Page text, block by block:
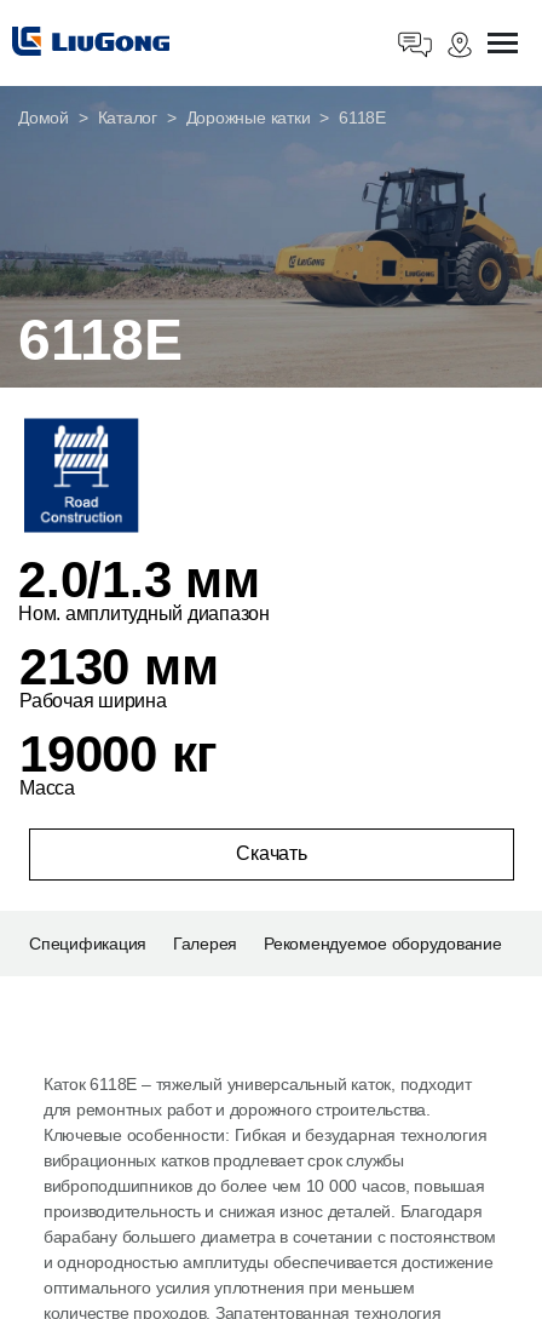
6118E
2.0/1.3 мм
Ном. амплитудный диапазон
2130 мм
Рабочая ширина
19000 кг
Масса
Скачать
Домой Каталог Дорожные катки 6118E
Спецификация Галерея Рекомендуемое оборудование
Каток 6118Е – тяжелый универсальный каток, подходит
для ремонтных работ и дорожного строительства.
Ключевые особенности: Гибкая и безударная технология
вибрационных катков продлевает срок службы
виброподшипников до более чем 10 000 часов, повышая
производительность и снижая износ деталей. Благодаря
барабану большего диаметра в сочетании с постоянством
и однородностью амплитуды обеспечивается достижение
оптимального усилия уплотнения при меньшем
количестве проходов. Запатентованная технология